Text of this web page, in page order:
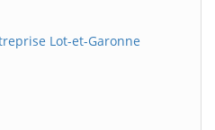
Lot-et-Garonne